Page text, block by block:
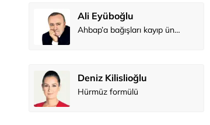
Ali Eyüboğlu
Ahbap’a bağışları kayıp ünlüler var
Deniz Kilislioğlu
Hürmüz formülü